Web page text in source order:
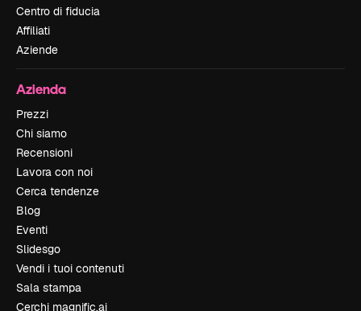
Centro di fiducia
Affiliati
Aziende
Azienda
Prezzi
Chi siamo
Recensioni
Lavora con noi
Cerca tendenze
Blog
Eventi
Slidesgo
Vendi i tuoi contenuti
Sala stampa
Cerchi magnific.ai